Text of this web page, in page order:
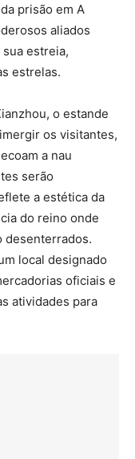
prisão em A
aliados
estreia,
estrelas.
o estande
os visitantes,
a nau
serão
a estética da
do reino onde
desenterrados.
local designado
oficiais e
atividades para